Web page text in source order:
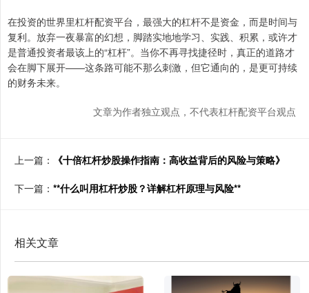
在投资的世界里杠杆配资平台，最强大的杠杆不是资金，而是时间与
复利。放弃一夜暴富的幻想，脚踏实地地学习、实践、积累，或许才
是普通投资者最该上的“杠杆”。当你不再寻找捷径时，真正的道路才
会在脚下展开——这条路可能不那么刺激，但它通向的，是更可持续
的财务未来。
文章为作者独立观点，不代表杠杆配资平台观点
上一篇： 《十倍杠杆炒股操作指南：高收益背后的风险与策略》
下一篇： **什么叫用杠杆炒股？详解杠杆原理与风险**
相关文章